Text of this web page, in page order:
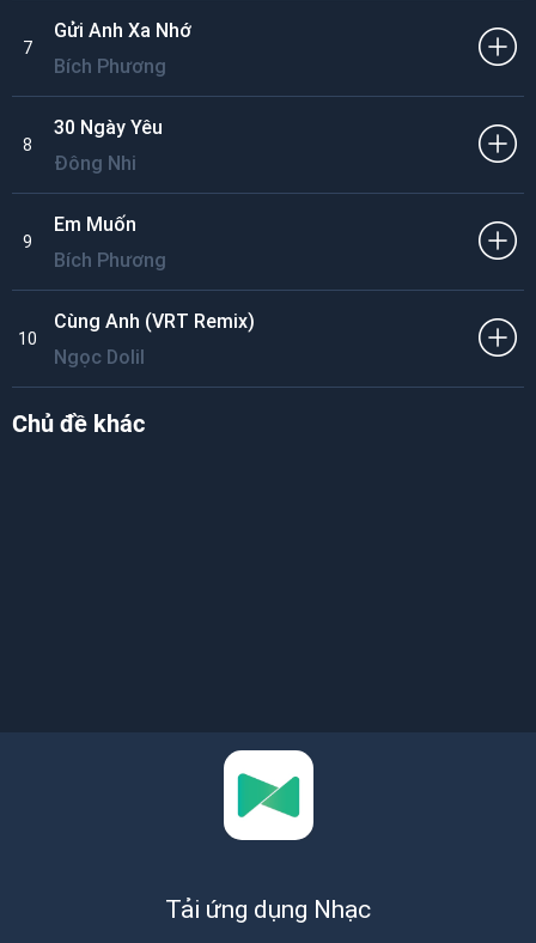
7
Gửi Anh Xa Nhớ
Bích Phương
8
30 Ngày Yêu
Đông Nhi
9
Em Muốn
Bích Phương
10
Cùng Anh (VRT Remix)
Ngọc Dolil
Chủ đề khác
Tải ứng dụng Nhạc